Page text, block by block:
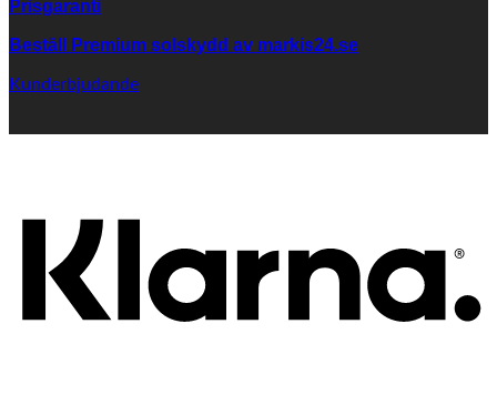
Prisgaranti
Beställ Premium solskydd av markis24.se
Kunderbjudande